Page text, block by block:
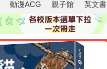
動漫ACG 親子館 英文書